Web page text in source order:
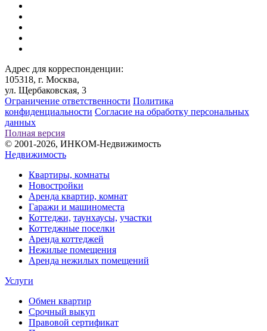
Адрес для корреспонденции:
105318, г. Москва,
ул. Щербаковская, 3
Ограничение ответственности Политика
конфиденциальности Согласие на обработку персональных
данных
Полная версия
© 2001-2026, ИНКОМ-Недвижимость
Недвижимость
Квартиры, комнаты
Новостройки
Аренда квартир, комнат
Гаражи и машиноместа
Коттеджи, таунхаусы, участки
Коттеджные поселки
Аренда коттеджей
Нежилые помещения
Аренда нежилых помещений
Услуги
Обмен квартир
Срочный выкуп
Правовой сертификат